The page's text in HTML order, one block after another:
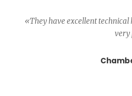
«They have excellent
very